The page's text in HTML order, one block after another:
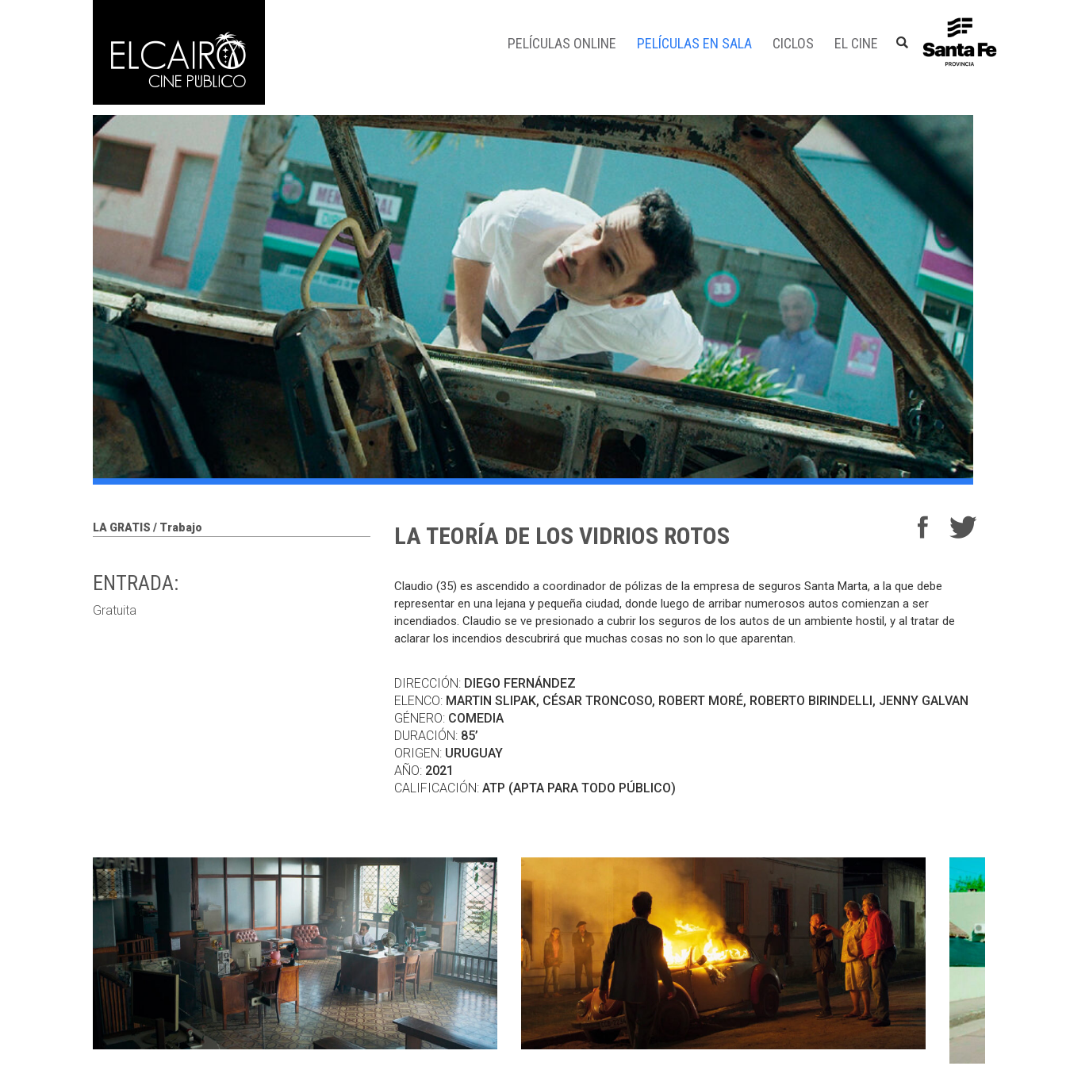
PELÍCULAS ONLINE PELÍCULAS EN SALA CICLOS EL CINE
LA GRATIS / Trabajo
ENTRADA:
Gratuita
LA TEORÍA DE LOS VIDRIOS ROTOS
Claudio (35) es ascendido a coordinador de pólizas de la empresa de seguros Santa Marta, a la que debe
representar en una lejana y pequeña ciudad, donde luego de arribar numerosos autos comienzan a ser
incendiados. Claudio se ve presionado a cubrir los seguros de los autos de un ambiente hostil, y al tratar de
aclarar los incendios descubrirá que muchas cosas no son lo que aparentan.
DIRECCIÓN: DIEGO FERNÁNDEZ
ELENCO: MARTIN SLIPAK, CÉSAR TRONCOSO, ROBERT MORÉ, ROBERTO BIRINDELLI, JENNY GALVAN
GÉNERO: COMEDIA
DURACIÓN: 85’
ORIGEN: URUGUAY
AÑO: 2021
CALIFICACIÓN: ATP (APTA PARA TODO PÚBLICO)